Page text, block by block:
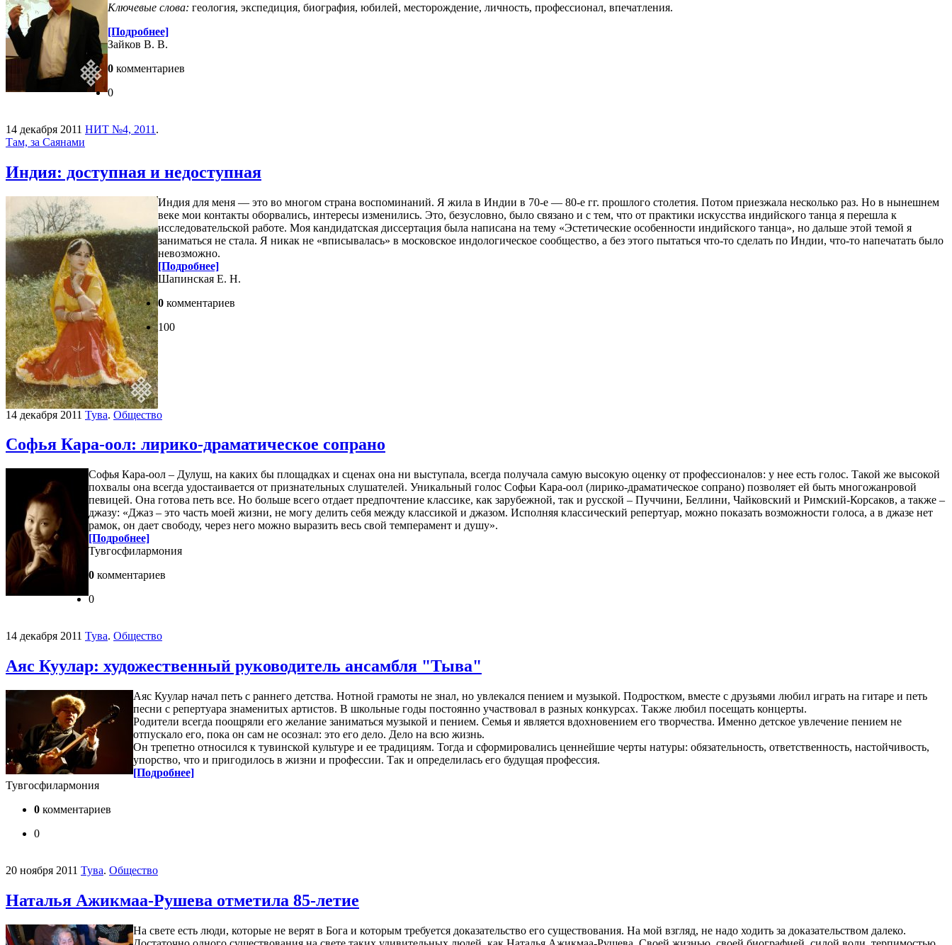
Ключевые слова: геология, экспедиция, биография, юбилей, месторождение, личность, профессионал, впечатления.
[Подробнее]
Зайков В. В.
0 комментариев
0
14 декабря 2011 НИТ №4, 2011 .
Там, за Саянами
Индия: доступная и недоступная
Индия для меня — это во многом страна воспоминаний. Я жила в Индии в 70-е — 80-е гг. прошлого столетия. Потом приезжала несколько раз. Но в нынешнем
веке мои контакты оборвались, интересы изменились. Это, безусловно, было связано и с тем, что от практики искусства индийского танца я перешла к
исследовательской работе. Моя кандидатская диссертация была написана на тему «Эстетические особенности индийского танца», но дальше этой темой я
заниматься не стала. Я никак не «вписывалась» в московское индологическое сообщество, а без этого пытаться что-то сделать по Индии, что-то напечатать было
невозможно.
[Подробнее]
Шапинская Е. Н.
0 комментариев
100
14 декабря 2011 Тува. Общество
Софья Кара-оол: лирико-драматическое сопрано
Софья Кара-оол – Дулуш, на каких бы площадках и сценах она ни выступала, всегда получала самую высокую оценку от профессионалов: у нее есть голос. Такой же высокой
похвалы она всегда удостаивается от признательных слушателей. Уникальный голос Софьи Кара-оол (лирико-драматическое сопрано) позволяет ей быть многожанровой
певицей. Она готова петь все. Но больше всего отдает предпочтение классике, как зарубежной, так и русской – Пуччини, Беллини, Чайковский и Римский-Корсаков, а также –
джазу: «Джаз – это часть моей жизни, не могу делить себя между классикой и джазом. Исполняя классический репертуар, можно показать возможности голоса, а в джазе нет
рамок, он дает свободу, через него можно выразить весь свой темперамент и душу».
[Подробнее]
Тувгосфилармония
0 комментариев
0
14 декабря 2011 Тува. Общество
Аяс Куулар: художественный руководитель ансамбля "Тыва"
Аяс Куулар начал петь с раннего детства. Нотной грамоты не знал, но увлекался пением и музыкой. Подростком, вместе с друзьями любил играть на гитаре и петь
песни с репертуара знаменитых артистов. В школьные годы постоянно участвовал в разных конкурсах. Также любил посещать концерты.
Родители всегда поощряли его желание заниматься музыкой и пением. Семья и является вдохновением его творчества. Именно детское увлечение пением не
отпускало его, пока он сам не осознал: это его дело. Дело на всю жизнь.
Он трепетно относился к тувинской культуре и ее традициям. Тогда и сформировались ценнейшие черты натуры: обязательность, ответственность, настойчивость,
упорство, что и пригодилось в жизни и профессии. Так и определилась его будущая профессия.
[Подробнее]
Тувгосфилармония
0 комментариев
0
20 ноября 2011 Тува. Общество
Наталья Ажикмаа-Рушева отметила 85-летие
На свете есть люди, которые не верят в Бога и которым требуется доказательство его существования. На мой взгляд, не надо ходить за доказательством далеко.